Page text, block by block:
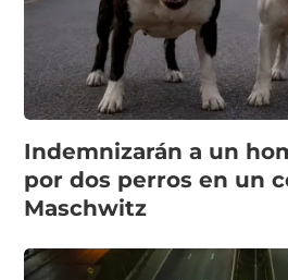
Indemnizarán a un
por dos perros en un
Maschwitz